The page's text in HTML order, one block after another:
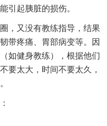
引起胰脏的损伤。
又没有教练指导，结果
带疼痛、胃部病变等。因
如健身教练），根据他们
要太大，时间不要太久，